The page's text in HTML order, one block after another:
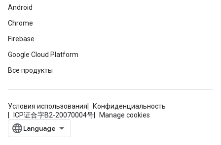
Android
Chrome
Firebase
Google Cloud Platform
Все продукты
Условия использования
Конфиденциальность
ICP证合字B2-20070004号
Manage cookies